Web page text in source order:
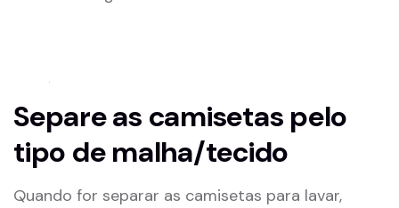
Separe as camisetas pelo
tipo de malha/tecido
Quando for separar as camisetas para lavar,